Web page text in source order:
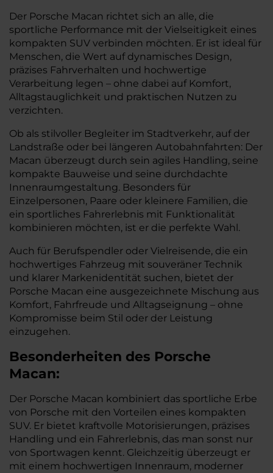
Der Porsche Macan richtet sich an alle, die
sportliche Performance mit der Vielseitigkeit eines
kompakten SUV verbinden möchten. Er ist ideal für
Menschen, die Wert auf dynamisches Design,
präzises Fahrverhalten und hochwertige
Verarbeitung legen – ohne dabei auf Komfort,
Alltagstauglichkeit und praktischen Nutzen zu
verzichten.
Ob als stilvoller Begleiter im Stadtverkehr, auf der
Landstraße oder bei längeren Autobahnfahrten: Der
Macan überzeugt durch sein agiles Handling, seine
kompakte Bauweise und seine durchdachte
Innenraumgestaltung. Besonders für
Einzelpersonen, Paare oder kleinere Familien, die
ein sportliches Fahrerlebnis mit Funktionalität
kombinieren möchten, ist er die perfekte Wahl.
Auch für Berufspendler oder Vielreisende, die ein
hochwertiges Fahrzeug mit souveräner Technik
und klarer Markenidentität suchen, bietet der
Porsche Macan eine ausgezeichnete Mischung aus
Komfort, Fahrfreude und Alltagseignung – ohne
Kompromisse beim Stil oder der Leistung
einzugehen.
Besonderheiten des Porsche
Macan:
Der Porsche Macan kombiniert das sportliche Erbe
von Porsche mit den Vorteilen eines kompakten
SUV. Er bietet kraftvolle Motorisierungen, präzises
Handling und ein Fahrerlebnis, das man sonst nur
von Sportwagen kennt. Gleichzeitig überzeugt er
mit einem hochwertigen Innenraum, moderner